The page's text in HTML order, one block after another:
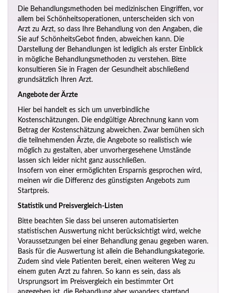
Die Behandlungsmethoden bei medizinischen Eingriffen, vor
allem bei Schönheitsoperationen, unterscheiden sich von
Arzt zu Arzt, so dass Ihre Behandlung von den Angaben, die
Sie auf SchönheitsGebot finden, abweichen kann. Die
Darstellung der Behandlungen ist lediglich als erster Einblick
in mögliche Behandlungsmethoden zu verstehen. Bitte
konsultieren Sie in Fragen der Gesundheit abschließend
grundsätzlich Ihren Arzt.
Angebote der Ärzte
Hier bei handelt es sich um unverbindliche
Kostenschätzungen. Die endgültige Abrechnung kann vom
Betrag der Kostenschätzung abweichen. Zwar bemühen sich
die teilnehmenden Ärzte, die Angebote so realistisch wie
möglich zu gestalten, aber unvorhergesehene Umstände
lassen sich leider nicht ganz ausschließen.
Insofern von einer ermöglichten Ersparnis gesprochen wird,
meinen wir die Differenz des günstigsten Angebots zum
Startpreis.
Statistik und Preisvergleich-Listen
Bitte beachten Sie dass bei unseren automatisierten
statistischen Auswertung nicht berücksichtigt wird, welche
Voraussetzungen bei einer Behandlung genau gegeben waren.
Basis für die Auswertung ist allein die Behandlungskategorie.
Zudem sind viele Patienten bereit, einen weiteren Weg zu
einem guten Arzt zu fahren. So kann es sein, dass als
Ursprungsort im Preisvergleich ein bestimmter Ort